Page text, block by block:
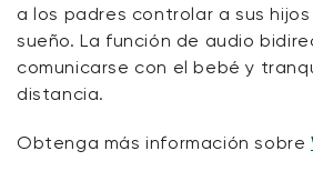
a los padres controlar a sus
sueño. La función de audio
comunicarse con el bebé y
distancia.
Obtenga más información sobre